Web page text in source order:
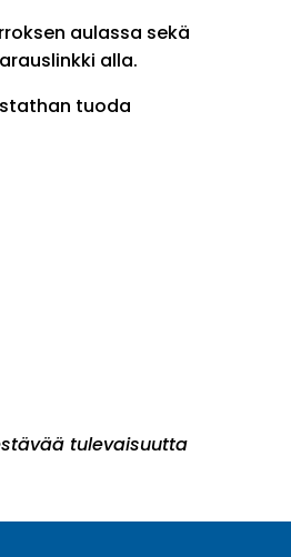
aulassa sekä
alla.
tuoda
tulevaisuutta